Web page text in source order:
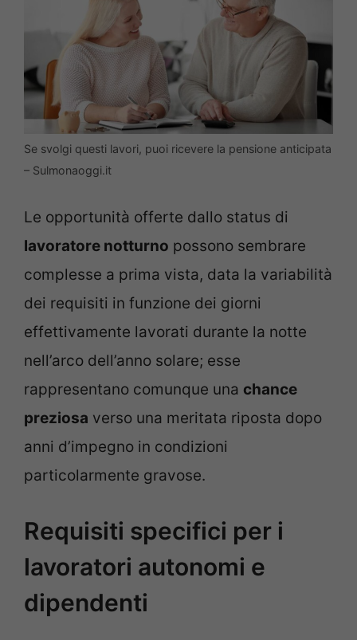
Se svolgi questi lavori, puoi ricevere la pensione anticipata
– Sulmonaoggi.it
Le opportunità offerte dallo status di
lavoratore notturno possono sembrare
complesse a prima vista, data la variabilità
dei requisiti in funzione dei giorni
effettivamente lavorati durante la notte
nell’arco dell’anno solare; esse
rappresentano comunque una chance
preziosa verso una meritata riposta dopo
anni d’impegno in condizioni
particolarmente gravose.
Requisiti specifici per i
lavoratori autonomi e
dipendenti